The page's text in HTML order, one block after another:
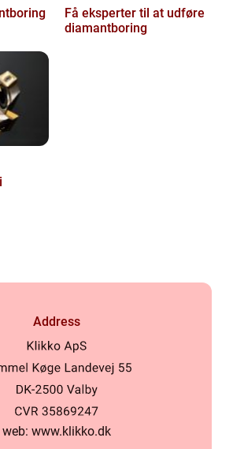
Få eksperter til at udføre
diamantboring
Address
web: www.klikko.dk